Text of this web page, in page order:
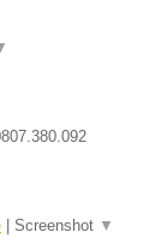
Screenshot ▼